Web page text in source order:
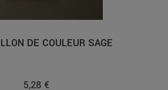
DE COULEUR SAGE
5,28 €